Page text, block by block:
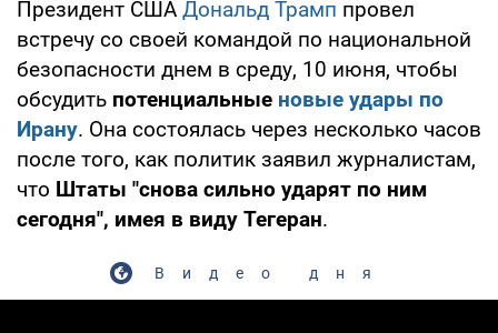
Президент США Дональд Трамп провел
встречу со своей командой по национальной
безопасности днем в среду, 10 июня, чтобы
обсудить потенциальные новые удары по
Ирану. Она состоялась через несколько часов
после того, как политик заявил журналистам,
что Штаты "снова сильно ударят по ним
сегодня", имея в виду Тегеран.
Видео дня